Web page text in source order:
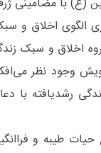
(ع) با مضامینی
الگوی اخلاق و
اخلاق و سبک
وجود نظر
رشدیافته با
حیات طیبه و